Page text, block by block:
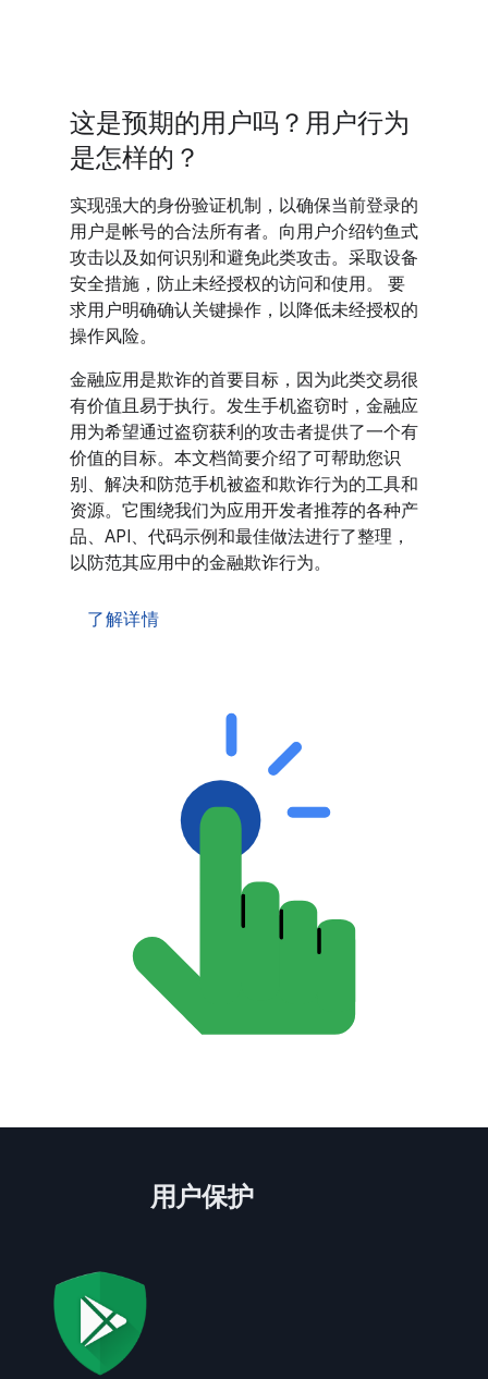
这是预期的用户吗？用户行为
是怎样的？
实现强大的身份验证机制，以确保当前登录的
用户是帐号的合法所有者。向用户介绍钓鱼式
攻击以及如何识别和避免此类攻击。采取设备
安全措施，防止未经授权的访问和使用。 要
求用户明确确认关键操作，以降低未经授权的
操作风险。
金融应用是欺诈的首要目标，因为此类交易很
有价值且易于执行。发生手机盗窃时，金融应
用为希望通过盗窃获利的攻击者提供了一个有
价值的目标。本文档简要介绍了可帮助您识
别、解决和防范手机被盗和欺诈行为的工具和
资源。它围绕我们为应用开发者推荐的各种产
品、API、代码示例和最佳做法进行了整理，
以防范其应用中的金融欺诈行为。
了解详情
用户保护